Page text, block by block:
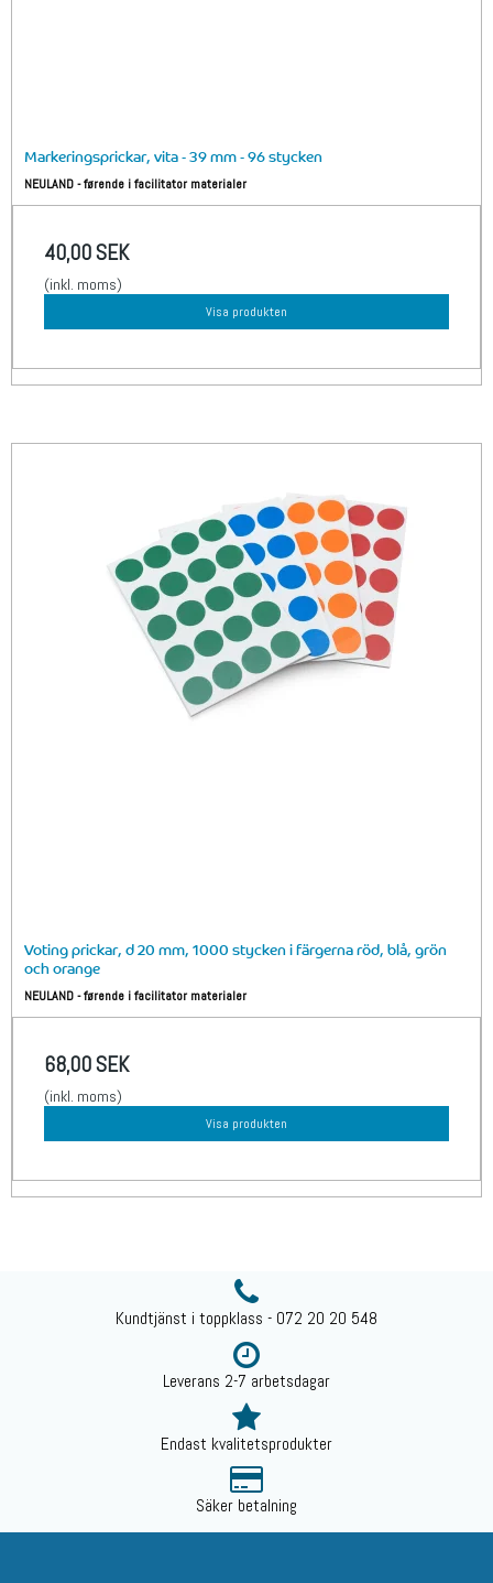
Markeringsprickar, vita - 39 mm - 96 stycken
NEULAND - førende i facilitator materialer
40,00 SEK
(inkl. moms)
Visa produkten
Voting prickar, d 20 mm, 1000 stycken i färgerna röd, blå, grön
och orange
NEULAND - førende i facilitator materialer
68,00 SEK
(inkl. moms)
Visa produkten
Kundtjänst i toppklass - 072 20 20 548
Leverans 2-7 arbetsdagar
Endast kvalitetsprodukter
Säker betalning